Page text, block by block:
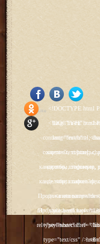
<!DOCTYPE html PUBLIC "-//W3C//DTD XHTML 1.0 Transitional//EN" "http://www.w3.org/TR/xhtml1/DTD/xhtml1-transitional.dtd"> <html xmlns="http://www.w3.org/1999/xhtml" xml:lang="ru-ru" lang="ru-ru" > <head> <meta name="google-site-verification" content="4vFPaFr8_T0N5uYcY4vh3M1DtIkbIJH6yDV7_NDqfJc" /> <base href="http://antik.1kzn.ru/" /> <meta http-equiv="content-type" content="text/html; charset=utf-8" /> <meta name="keywords" content="каталог антиквариат, часы продажа, старинные часы, напольные часы, настенные часы, каминные часы, мебель, старинные люстры, картины, торшеры, резьба, мебель, коллекционирование, чугунное литьё, предметы старины, реставрация, интерьер, модерн, классицизм, кресло, диван, мозаика,
<!DOCTYPE html PUBLIC "-//W3C//DTD XHTML 1.0 Transitional//EN" "http://www.w3.org/TR/xhtml1/DTD/xhtml1-transitional.dtd"> <html xmlns="http://www.w3.org/1999/xhtml" xml:lang="ru-ru" lang="ru-ru" > <head> <meta name="google-site-verification" content="4vFPaFr8_T0N5uYcY4vh3M1DtIkbIJH6yDV7_NDqfJc" /> <base href="http://antik.1kzn.ru/" /> <meta http-equiv="content-type" content="text/html; charset=utf-8" /> <meta name="keywords" content="каталог антиквариат, часы продажа, старинные часы, напольные часы, настенные часы, каминные часы, мебель, старинные люстры, картины, торшеры, резьба, мебель, коллекционирование, чугунное литьё, предметы старины, реставрация, интерьер, модерн, классицизм, кресло, диван, мозаика,
Social Like